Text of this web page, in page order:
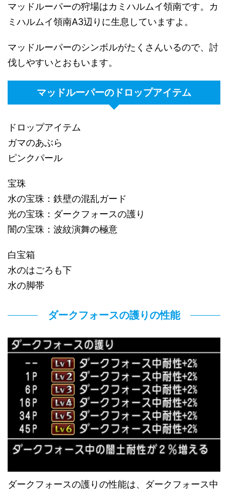
マッドルーパーの狩場はカミハルムイ領南です。カ
ミハルムイ領南A3辺りに生息していますよ。
マッドルーパーのシンボルがたくさんいるので、討
伐しやすいとおもいます。
マッドルーパーのドロップアイテム
ドロップアイテム
ガマのあぶら
ピンクパール
宝珠
水の宝珠：鉄壁の混乱ガード
光の宝珠：ダークフォースの護り
闇の宝珠：波紋演舞の極意
白宝箱
水のはごろも下
水の脚帯
ダークフォースの護りの性能
ダークフォースの護りの性能は、ダークフォース中